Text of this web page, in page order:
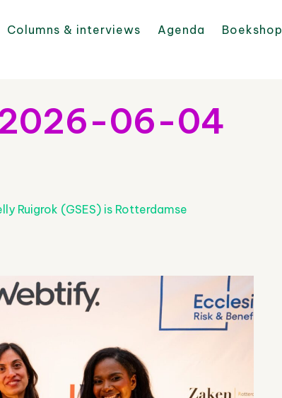
Columns & interviews Agenda Boekshop
2026-06-04
Ruigrok (GSES) is Rotterdamse